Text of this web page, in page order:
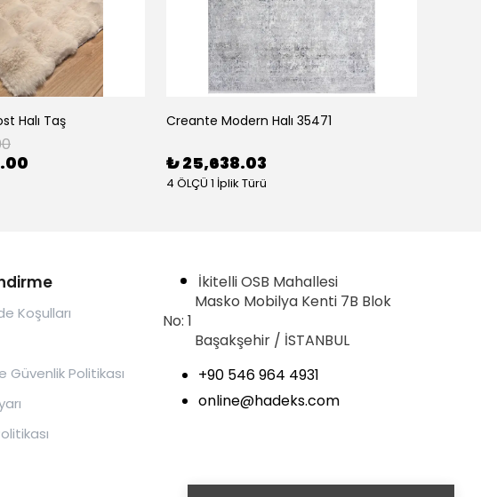
Halı Taş Creante Modern Halı 35471
₺ 25,638.03
4 ÖLÇÜ 1 İplik Türü
Koşulları
Güvenlik Politikası
İkitelli OSB Mahallesi
Masko Mobilya Kenti 7B Blok
No: 1
Başakşehir / İSTANBUL
+90 546 964 4931
online@hadeks.com